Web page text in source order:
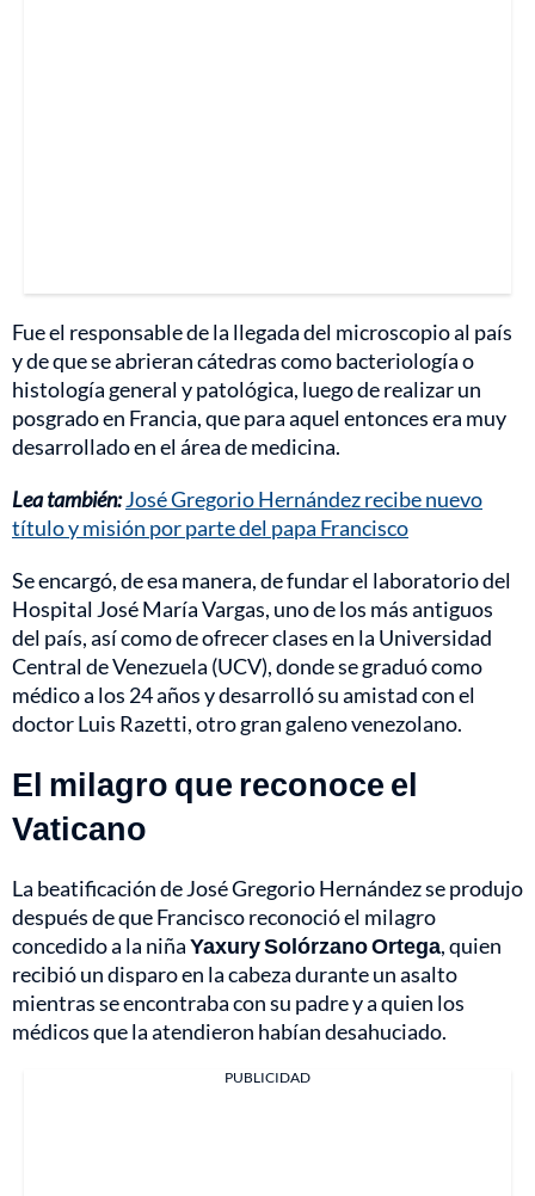
Fue el responsable de la llegada del microscopio al país
y de que se abrieran cátedras como bacteriología o
histología general y patológica, luego de realizar un
posgrado en Francia, que para aquel entonces era muy
desarrollado en el área de medicina.
Lea también:José Gregorio Hernández recibe nuevo
título y misión por parte del papa Francisco
Se encargó, de esa manera, de fundar el laboratorio del
Hospital José María Vargas, uno de los más antiguos
del país, así como de ofrecer clases en la Universidad
Central de Venezuela (UCV), donde se graduó como
médico a los 24 años y desarrolló su amistad con el
doctor Luis Razetti, otro gran galeno venezolano.
El milagro que reconoce el
Vaticano
La beatificación de José Gregorio Hernández se produjo
después de que Francisco reconoció el milagro
concedido a la niñaYaxury Solórzano Ortega, quien
recibió un disparo en la cabeza durante un asalto
mientras se encontraba con su padre y a quien los
médicos que la atendieron habían desahuciado.
PUBLICIDAD